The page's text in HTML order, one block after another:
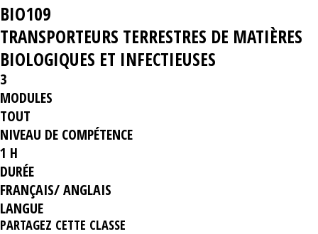
BIO109
TRANSPORTEURS TERRESTRES DE MATIÈRES
BIOLOGIQUES ET INFECTIEUSES
3
MODULES
TOUT
NIVEAU DE COMPÉTENCE
1 H
DURÉE
FRANÇAIS/ ANGLAIS
LANGUE
PARTAGEZ CETTE CLASSE